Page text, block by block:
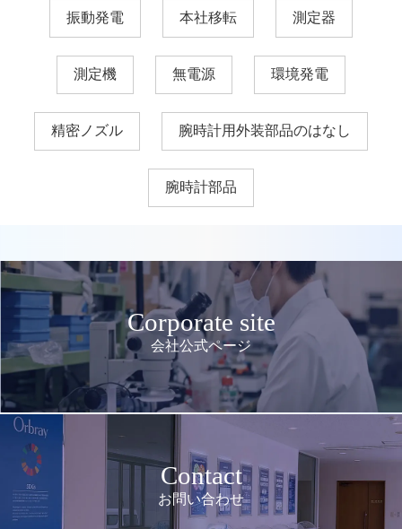
振動発電 本社移転 測定器
測定機 無電源 環境発電
精密ノズル 腕時計用外装部品のはなし
腕時計部品
Corporate site
会社公式ページ
Contact
お問い合わせ